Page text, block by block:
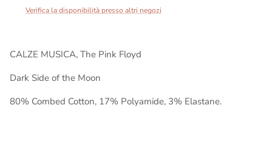
Verifica la disponibilità presso altri negozi
CALZE MUSICA, The Pink Floyd
Dark Side of the Moon
80% Combed Cotton, 17% Polyamide, 3% Elastane.